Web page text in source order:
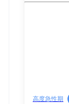
高度急性期